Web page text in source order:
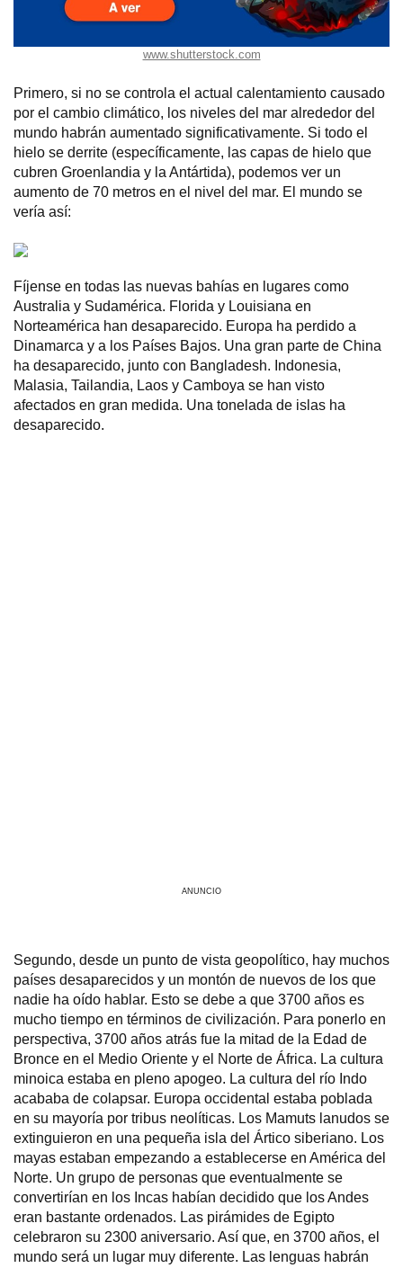
www.shutterstock.com
Primero, si no se controla el actual calentamiento causado
por el cambio climático, los niveles del mar alrededor del
mundo habrán aumentado significativamente. Si todo el
hielo se derrite (específicamente, las capas de hielo que
cubren Groenlandia y la Antártida), podemos ver un
aumento de 70 metros en el nivel del mar. El mundo se
vería así:
Fíjense en todas las nuevas bahías en lugares como
Australia y Sudamérica. Florida y Louisiana en
Norteamérica han desaparecido. Europa ha perdido a
Dinamarca y a los Países Bajos. Una gran parte de China
ha desaparecido, junto con Bangladesh. Indonesia,
Malasia, Tailandia, Laos y Camboya se han visto
afectados en gran medida. Una tonelada de islas ha
desaparecido.
ANUNCIO
Segundo, desde un punto de vista geopolítico, hay muchos
países desaparecidos y un montón de nuevos de los que
nadie ha oído hablar. Esto se debe a que 3700 años es
mucho tiempo en términos de civilización. Para ponerlo en
perspectiva, 3700 años atrás fue la mitad de la Edad de
Bronce en el Medio Oriente y el Norte de África. La cultura
minoica estaba en pleno apogeo. La cultura del río Indo
acababa de colapsar. Europa occidental estaba poblada
en su mayoría por tribus neolíticas. Los Mamuts lanudos se
extinguieron en una pequeña isla del Ártico siberiano. Los
mayas estaban empezando a establecerse en América del
Norte. Un grupo de personas que eventualmente se
convertirían en los Incas habían decidido que los Andes
eran bastante ordenados. Las pirámides de Egipto
celebraron su 2300 aniversario. Así que, en 3700 años, el
mundo será un lugar muy diferente. Las lenguas habrán